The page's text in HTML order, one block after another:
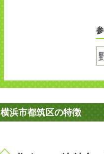
横浜市都筑区の特徴